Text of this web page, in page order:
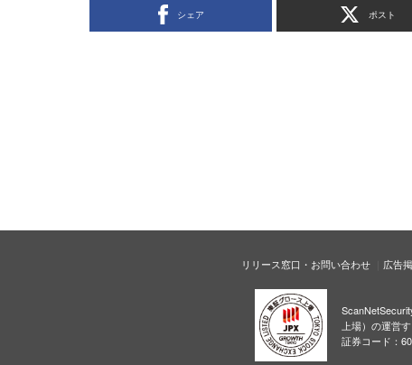
シェア ポスト
リリース窓口・お問い合わせ 広告
上場）の運営
証券コード：